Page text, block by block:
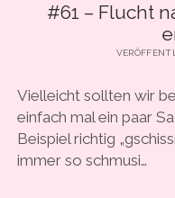
#61 – Flucht
Vielleicht sollten wir
einfach mal ein paar
Beispiel richtig
immer so schmusi…